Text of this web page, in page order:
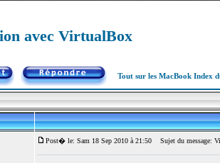
avec VirtualBox
Tout sur les MacBook Index
Post� le: Sam 18 Sep 2010 à 21:50 Sujet du message: